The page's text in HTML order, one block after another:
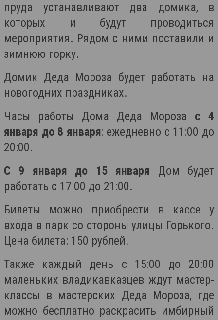
пруда устанавливают два домика, в
которых и будут проводиться
мероприятия. Рядом с ними поставили и
зимнюю горку.
Домик Деда Мороза будет работать на
новогодних праздниках.
Часы работы Дома Деда Мороза с 4
января до 8 января: ежедневно с 11:00 до
20:00.
С 9 января до 15 января Дом будет
работать с 17:00 до 21:00.
Билеты можно приобрести в кассе у
входа в парк со стороны улицы Горького.
Цена билета: 150 рублей.
Также каждый день с 15:00 до 20:00
маленьких владикавказцев ждут мастер-
классы в мастерских Деда Мороза, где
можно бесплатно раскрасить имбирный